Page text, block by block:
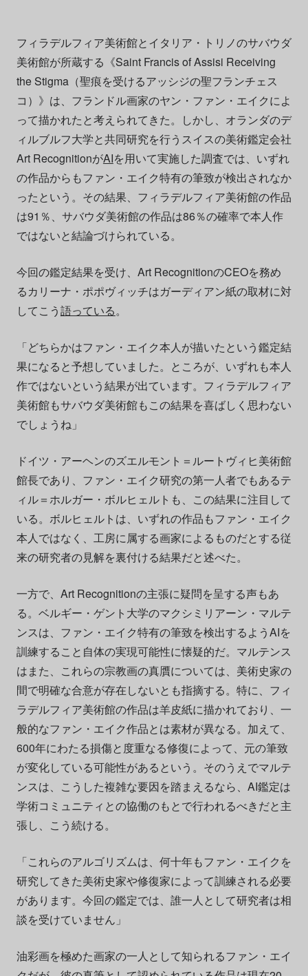
フィラデルフィア美術館とイタリア・トリノのサバウダ
美術館が所蔵する《Saint Francis of Assisi Receiving
the Stigma（聖痕を受けるアッシジの聖フランチェス
コ）》は、フランドル画家のヤン・ファン・エイクによ
って描かれたと考えられてきた。しかし、オランダのデ
ィルブルフ大学と共同研究を行うスイスの美術鑑定会社
Art RecognitionがAIを用いて実施した調査では、いずれ
の作品からもファン・エイク特有の筆致が検出されなか
ったという。その結果、フィラデルフィア美術館の作品
は91％、サバウダ美術館の作品は86％の確率で本人作
ではないと結論づけられている。
今回の鑑定結果を受け、Art RecognitionのCEOを務め
るカリーナ・ポポヴィッチはガーディアン紙の取材に対
してこう語っている。
「どちらかはファン・エイク本人が描いたという鑑定結
果になると予想していました。ところが、いずれも本人
作ではないという結果が出ています。フィラデルフィア
美術館もサバウダ美術館もこの結果を喜ばしく思わない
でしょうね」
ドイツ・アーヘンのズエルモント＝ルートヴィヒ美術館
館長であり、ファン・エイク研究の第一人者でもあるテ
ィル＝ホルガー・ボルヒェルトも、この結果に注目して
いる。ボルヒェルトは、いずれの作品もファン・エイク
本人ではなく、工房に属する画家によるものだとする従
来の研究者の見解を裏付ける結果だと述べた。
一方で、Art Recognitionの主張に疑問を呈する声もあ
る。ベルギー・ゲント大学のマクシミリアーン・マルテ
ンスは、ファン・エイク特有の筆致を検出するようAIを
訓練すること自体の実現可能性に懐疑的だ。マルテンス
はまた、これらの宗教画の真贋については、美術史家の
間で明確な合意が存在しないとも指摘する。特に、フィ
ラデルフィア美術館の作品は羊皮紙に描かれており、一
般的なファン・エイク作品とは素材が異なる。加えて、
600年にわたる損傷と度重なる修復によって、元の筆致
が変化している可能性があるという。そのうえでマルテ
ンスは、こうした複雑な要因を踏まえるなら、AI鑑定は
学術コミュニティとの協働のもとで行われるべきだと主
張し、こう続ける。
「これらのアルゴリズムは、何十年もファン・エイクを
研究してきた美術史家や修復家によって訓練される必要
があります。今回の鑑定では、誰一人として研究者は相
談を受けていません」
油彩画を極めた画家の一人として知られるファン・エイ